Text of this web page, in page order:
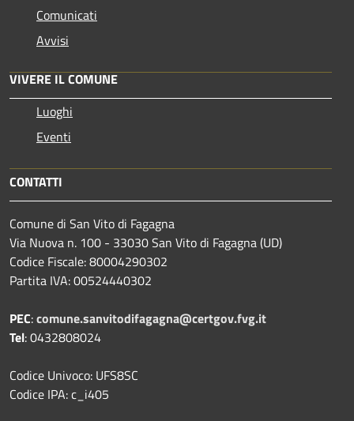
Comunicati
Avvisi
VIVERE IL COMUNE
Luoghi
Eventi
CONTATTI
Comune di San Vito di Fagagna
Via Nuova n. 100 - 33030 San Vito di Fagagna (UD)
Codice Fiscale: 80004290302
Partita IVA: 00524440302
PEC:comune.sanvitodifagagna@certgov.fvg.it
Tel: 0432808024
Codice Univoco: UFS8SC
Codice IPA: c_i405